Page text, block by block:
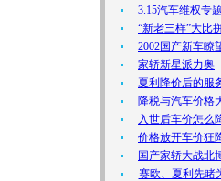
3.15汽车维权专题
“新老三样”大比
2002国产新车瞭
家轿新星派力奥
夏利降价后的服
降税与汽车价格
入世后车价怎么
价格放开车价狂
国产家轿大战北
赛欧、夏利先睹